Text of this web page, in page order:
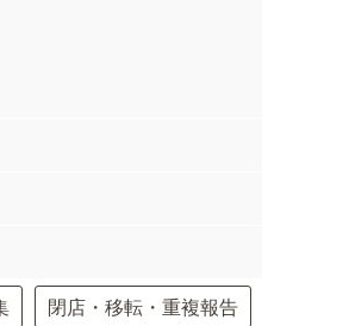
閉店・移転・重複報告